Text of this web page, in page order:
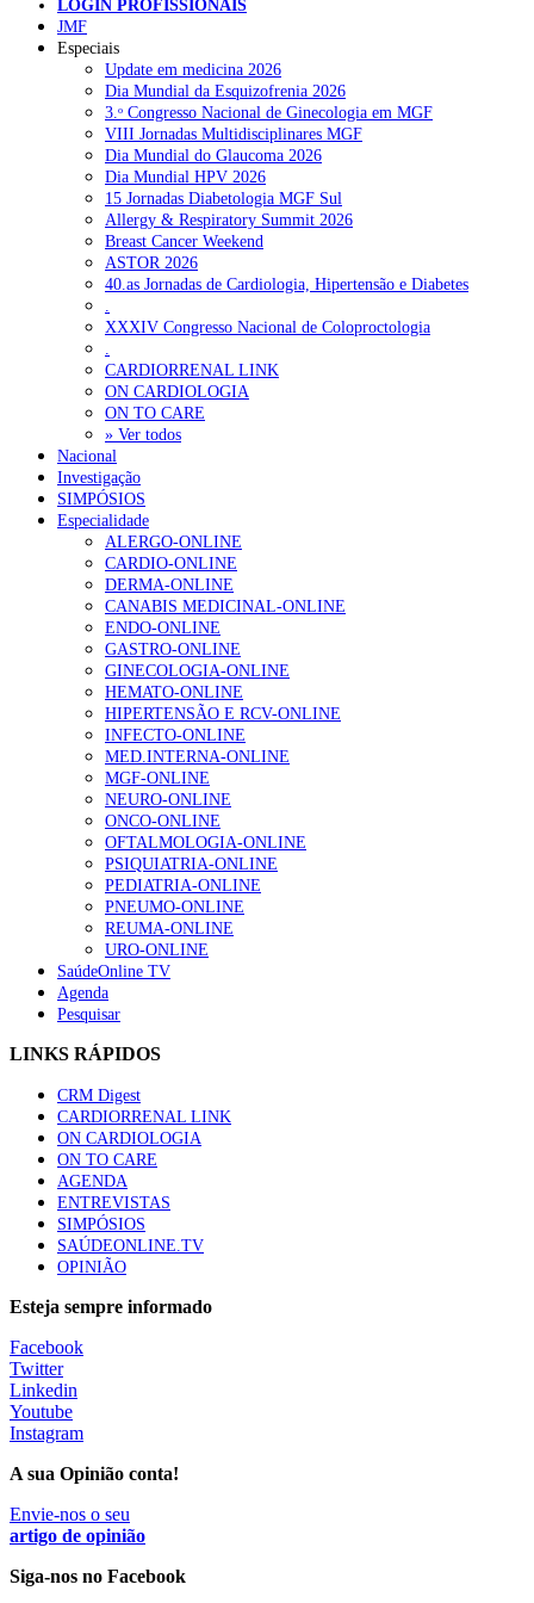
NOTÍCIAS RECENTES
Portugal está a formar os médicos de que precisa? 6 de Agosto,
Estudantes de Medicina representados na 79.ª World Health
Assembly 6 de Agosto, 2026
SCORA X-Change Portugal promove formação internacional
em saúde sexual e reprodutiva 6 de Agosto, 2026
ANEM reúne com coordenador do Pacto Estratégico para a
Saúde
Sindicato diz que nova carreira de médicos dentistas reforça
estabilidade no SNS
NOTÍCIAS MAIS LIDAS
Enfermagem Forense. “Da urgência ao tribunal, cada
gesto conta e cada profissional faz a diferença”
202 visualizações
Alguns milhares de utentes podem ficar sem médico de
família com nova regras do registo, alerta associação
175 visualizações
Quase quatro em cada dez doentes com enfarte
apresentavam níveis elevados de Lp(a), revela estudo
86 visualizações
“Os programas de rastreio do cancro do pulmão são
custo-efetivos e representam um investimento
sustentável para os sistemas de saúde”
66 visualizações
Trodelvy aprovado para primeira linha no cancro da
elegíveis para inibidores PD-(L)1
61 visualizações
Especialistas defendem mais potássio na alimentação
para ajudar a controlar a hipertensão
57 visualizações
MAIS NOTÍCIAS
Sindicato diz que nova carreira de médicos dentistas reforça
estabilidade no SNS
6 Ago, 2026
Mais de 400 utentes beneficiaram de comparticipação reforçada
para tratamentos de infertilidade na Madeira
6 Ago, 2026 0 Comments
LOGIN PROFISSIONAIS
JMF
Especiais
Update em medicina 2026
Dia Mundial da Esquizofrenia 2026
3.ᵒ Congresso Nacional de Ginecologia em MGF
VIII Jornadas Multidisciplinares MGF
Dia Mundial do Glaucoma 2026
Dia Mundial HPV 2026
15 Jornadas Diabetologia MGF Sul
Allergy & Respiratory Summit 2026
Breast Cancer Weekend
ASTOR 2026
40.as Jornadas de Cardiologia, Hipertensão e Diabetes
.
XXXIV Congresso Nacional de Coloproctologia
.
CARDIORRENAL LINK
ON CARDIOLOGIA
ON TO CARE
» Ver todos
Nacional
Investigação
SIMPÓSIOS
Especialidade
ALERGO-ONLINE
CARDIO-ONLINE
DERMA-ONLINE
CANABIS MEDICINAL-ONLINE
ENDO-ONLINE
GASTRO-ONLINE
GINECOLOGIA-ONLINE
HEMATO-ONLINE
HIPERTENSÃO E RCV-ONLINE
INFECTO-ONLINE
MED.INTERNA-ONLINE
MGF-ONLINE
NEURO-ONLINE
ONCO-ONLINE
OFTALMOLOGIA-ONLINE
PSIQUIATRIA-ONLINE
PEDIATRIA-ONLINE
PNEUMO-ONLINE
REUMA-ONLINE
URO-ONLINE
SaúdeOnline TV
Agenda
Pesquisar
LINKS RÁPIDOS
CRM Digest
CARDIORRENAL LINK
ON CARDIOLOGIA
ON TO CARE
AGENDA
ENTREVISTAS
SIMPÓSIOS
SAÚDEONLINE.TV
OPINIÃO
Esteja sempre informado
Facebook
Twitter
Linkedin
Youtube
Instagram
A sua Opinião conta!
Envie-nos o seu
artigo de opinião
Siga-nos no Facebook